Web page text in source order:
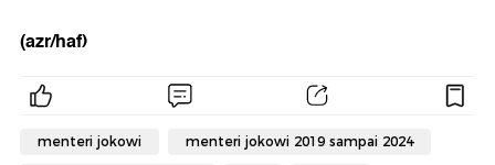
(azr/haf)
menteri jokowi menteri jokowi 2019 sampai 2024